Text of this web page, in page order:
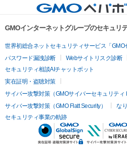
GMOインターネットグループのセキュリ
世界初総合ネットセキュリティサービス「GMO
パスワード漏洩診断
Webサイトリスク診断
セキュリティ相談AIチャットボット
実在証明・盗聴対策
サイバー攻撃対策（GMOサイバーセキュリティ
サイバー攻撃対策（GMO Flatt Security）
な
セキュリティ事業の軌跡